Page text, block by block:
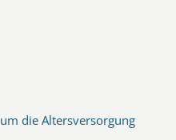
die Altersversorgung